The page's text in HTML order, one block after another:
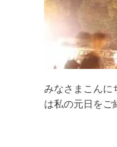
みなさまこんに
は私の元日をご